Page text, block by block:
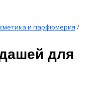
и парфюмерия /
для